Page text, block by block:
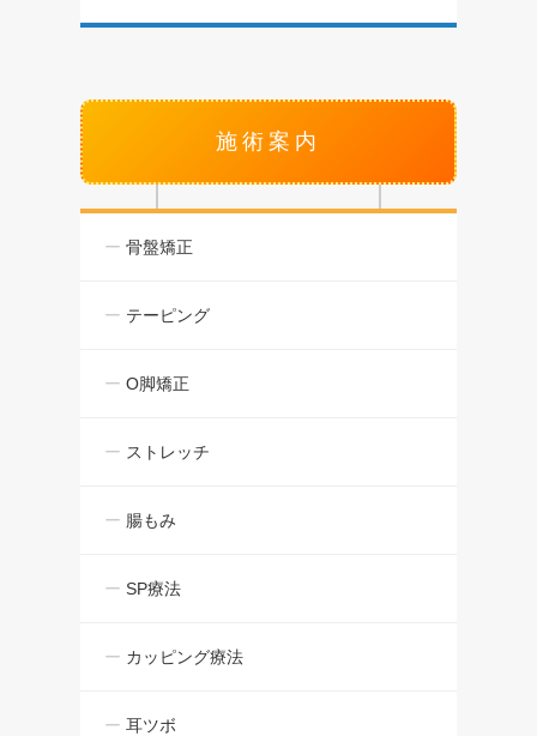
施術案内
骨盤矯正
テーピング
O脚矯正
ストレッチ
腸もみ
SP療法
カッピング療法
耳ツボ